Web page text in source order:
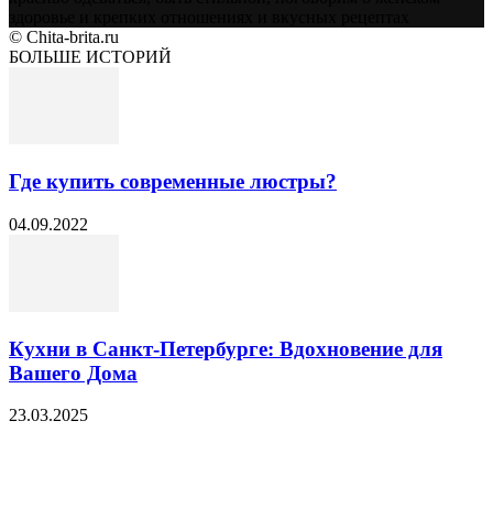
© Chita-brita.ru
БОЛЬШЕ ИСТОРИЙ
Где купить современные люстры?
04.09.2022
Кухни в Санкт-Петербурге: Вдохновение для
Вашего Дома
23.03.2025